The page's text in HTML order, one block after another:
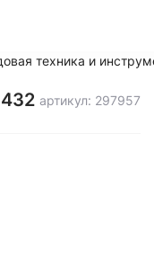
техника и
артикул: 297957